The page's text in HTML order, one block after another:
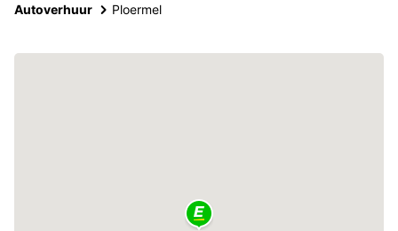
Autoverhuur Ploermel